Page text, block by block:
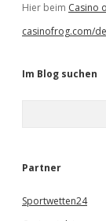
Hier beim Casino
casinofrog.com/
Im Blog suchen
e
Partner
Sportwetten24